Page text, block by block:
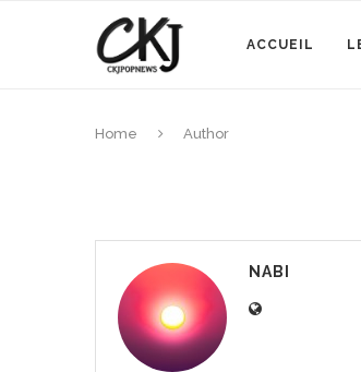
ACCUEIL
Home Author
NABI